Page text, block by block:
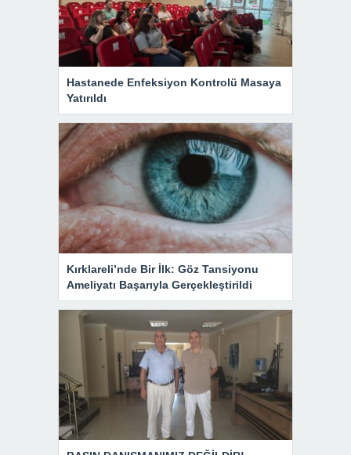
Hastanede Enfeksiyon Kontrolü Masaya
Yatırıldı
Kırklareli’nde Bir İlk: Göz Tansiyonu
Ameliyatı Başarıyla Gerçekleştirildi